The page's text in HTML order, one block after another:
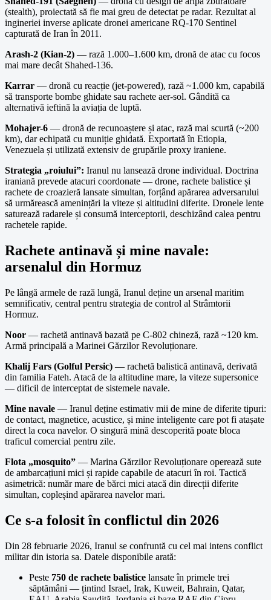
(stealth), proiectată să fie mai greu de detectat pe radar. Rezultat al
ingineriei inverse aplicate dronei americane RQ-170 Sentinel
capturată de Iran în 2011.
Arash-2 (Kian-2) — rază 1.000–1.600 km, dronă de atac cu focos
mai mare decât Shahed-136.
Karrar — dronă cu reacție (jet-powered), rază ~1.000 km, capabilă
să transporte bombe ghidate sau rachete aer-sol. Gândită ca
alternativă ieftină la aviația de luptă.
Mohajer-6 — dronă de recunoaștere și atac, rază mai scurtă (~200
km), dar echipată cu muniție ghidată. Exportată în Etiopia,
Venezuela și utilizată extensiv de grupările proxy iraniene.
Strategia „roiului”: Iranul nu lansează drone individual. Doctrina
iraniană prevede atacuri coordonate — drone, rachete balistice și
rachete de croazieră lansate simultan, forțând apărarea adversarului
să urmărească amenințări la viteze și altitudini diferite. Dronele lente
saturează radarele și consumă interceptorii, deschizând calea pentru
rachetele rapide.
Rachete antinavă și mine navale:
arsenalul din Hormuz
Pe lângă armele de rază lungă, Iranul deține un arsenal maritim
semnificativ, central pentru strategia de control al Strâmtorii
Hormuz.
Noor — rachetă antinavă bazată pe C-802 chineză, rază ~120 km.
Armă principală a Marinei Gărzilor Revoluționare.
Khalij Fars (Golful Persic) — rachetă balistică antinavă, derivată
din familia Fateh. Atacă de la altitudine mare, la viteze supersonice
— dificil de interceptat de sistemele navale.
Mine navale — Iranul deține estimativ mii de mine de diferite tipuri:
de contact, magnetice, acustice, și mine inteligente care pot fi atașate
direct la coca navelor. O singură mină descoperită poate bloca
traficul comercial pentru zile.
Flota „mosquito” — Marina Gărzilor Revoluționare operează sute
de ambarcațiuni mici și rapide capabile de atacuri în roi. Tactică
asimetrică: număr mare de bărci mici atacă din direcții diferite
simultan, copleșind apărarea navelor mari.
Ce s-a folosit în conflictul din 2026
Din 28 februarie 2026, Iranul se confruntă cu cel mai intens conflict
militar din istoria sa. Datele disponibile arată:
Peste 750 de rachete balistice lansate în primele trei
săptămâni — țintind Israel, Irak, Kuweit, Bahrain, Qatar,